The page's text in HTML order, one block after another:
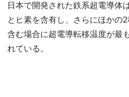
日本で開発された鉄系超電導体
とヒ素を含有し、さらにほかの
含む場合に超電導転移温度が最
れている。